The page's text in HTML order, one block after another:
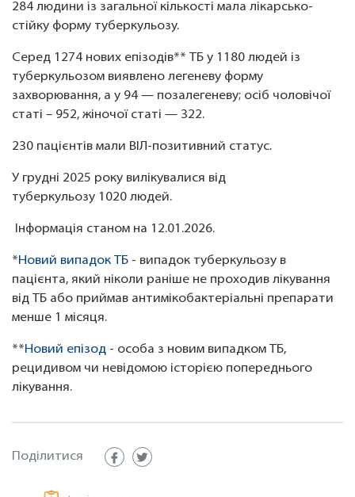
284 людини із загальної кількості мала лікарсько-
стійку форму туберкульозу.
Серед 1274 нових епізодів** ТБ у 1180 людей із
туберкульозом виявлено легеневу форму
захворювання, а у 94 — позалегеневу; осіб чоловічої
статі – 952, жіночої статі — 322.
230 пацієнтів мали ВІЛ-позитивний статус.
У грудні 2025 року вилікувалися від
туберкульозу 1020 людей.
Інформація станом на 12.01.2026.
*Новий випадок ТБ - випадок туберкульозу в
пацієнта, який ніколи раніше не проходив лікування
від ТБ або приймав антимікобактеріальні препарати
менше 1 місяця.
**Новий епізод - особа з новим випадком ТБ,
рецидивом чи невідомою історією попереднього
лікування.
Поділитися